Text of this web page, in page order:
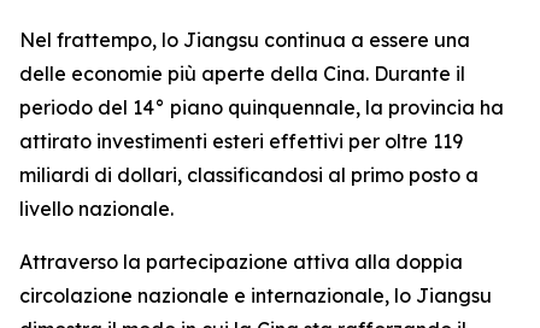
Nel frattempo, lo Jiangsu continua a essere una
delle economie più aperte della Cina. Durante il
periodo del 14° piano quinquennale, la provincia ha
attirato investimenti esteri effettivi per oltre 119
miliardi di dollari, classificandosi al primo posto a
livello nazionale.
Attraverso la partecipazione attiva alla doppia
circolazione nazionale e internazionale, lo Jiangsu